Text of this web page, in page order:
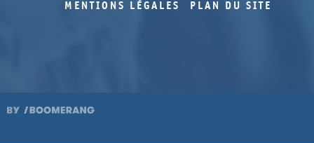
MENTIONS LÉGALES PLAN DU SITE